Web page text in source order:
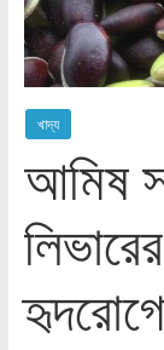
খাদ্য
আমিষ